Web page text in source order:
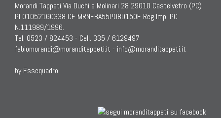
Morandi Tappeti Via Duchi e Molinari 28 29010 Castelvetro (PC)
PI 01052160338 CF MRNFBA55P08D150F Reg.Imp. PC
N.111989/1996.
Tel. 0523 / 824453 - Cell. 335 / 6129497
fabiomorandi@moranditappeti.it - info@moranditappeti.it
by Essequadro